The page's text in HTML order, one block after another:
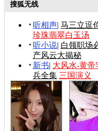
搜狐无线
听相声| 马三立逗
珍珠翡翠白玉汤
听小说| 白领职场
产风云大揭秘
新书| 大风水-黄帝
兵全集 三国演义